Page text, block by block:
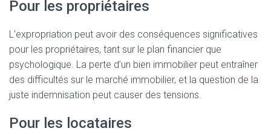
Pour les propriétaires
L’expropriation peut avoir des conséquences significatives
pour les propriétaires, tant sur le plan financier que
psychologique. La perte d’un bien immobilier peut entraîner
des difficultés sur le marché immobilier, et la question de la
juste indemnisation peut causer des tensions.
Pour les locataires